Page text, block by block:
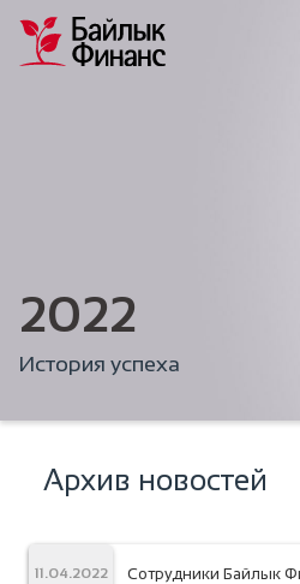
2022
История успеха
Архив новостей
11.04.2022
Сотрудники Байлык